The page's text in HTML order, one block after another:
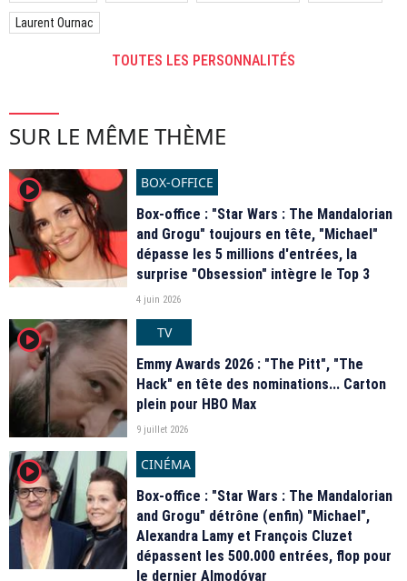
Laurent Ournac
TOUTES LES PERSONNALITÉS
SUR LE MÊME THÈME
player2
BOX-OFFICE
Box-office : "Star Wars : The Mandalorian
and Grogu" toujours en tête, "Michael"
dépasse les 5 millions d'entrées, la
surprise "Obsession" intègre le Top 3
4 juin 2026
player2
TV
Emmy Awards 2026 : "The Pitt", "The
Hack" en tête des nominations... Carton
plein pour HBO Max
9 juillet 2026
player2
CINÉMA
Box-office : "Star Wars : The Mandalorian
and Grogu" détrône (enfin) "Michael",
Alexandra Lamy et François Cluzet
dépassent les 500.000 entrées, flop pour
le dernier Almodóvar